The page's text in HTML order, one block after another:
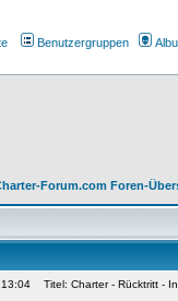
Benutzergruppen
Forum.com Foren-
Titel: Charter - Rücktritt -